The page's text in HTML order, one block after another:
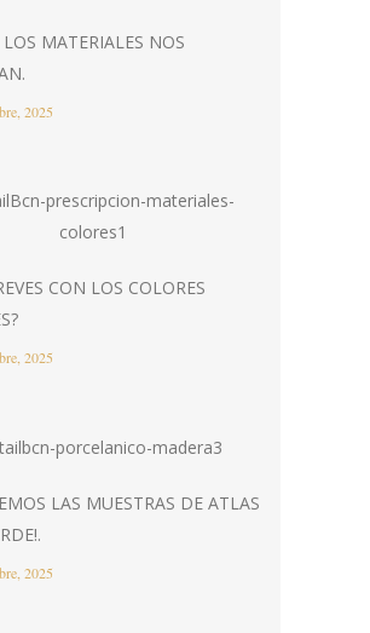
MATERIALES NOS
2025
CON LOS COLORES
2025
LAS MUESTRAS DE ATLAS
2025